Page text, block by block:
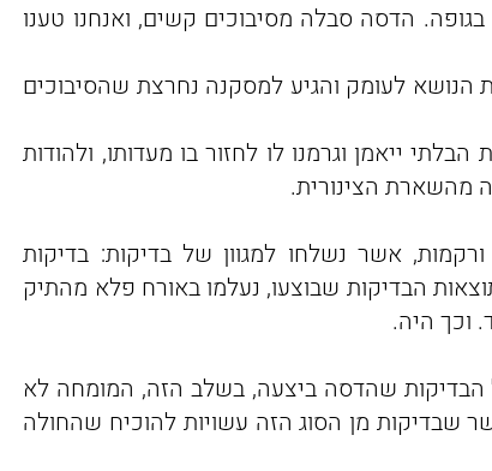
הדסה סבלה מסיבוכים קשים, ואנחנו טענו
לעומק והגיע למסקנה נחרצת שהסיבוכים
ייאמן וגרמנו לו לחזור בו מעדותו, ולהודות
מהשארת הצינורית.
אשר נשלחו למגוון של בדיקות: בדיקות
הבדיקות שבוצעו, נעלמו באורח פלא מהתיק
וכך היה.
שהדסה ביצעה, בשלב הזה, המומחה לא
שבדיקות מן הסוג הזה עשויות להוכיח שהחולה
1 לפני שבוע